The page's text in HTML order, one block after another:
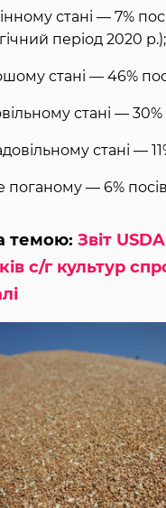
стані — 7%
період 2020 р.);
стані — 46%
стані — 30%
стані —
поганому — 6%
темою: Звіт
с/г культур